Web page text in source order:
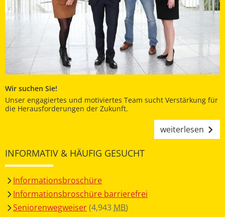
Wir suchen Sie!
Unser engagiertes und motiviertes Team sucht Verstärkung für
die Herausforderungen der Zukunft.
weiterlesen
INFORMATIV & HÄUFIG GESUCHT
Informationsbroschüre
Informationsbroschüre barrierefrei
Seniorenwegweiser(4,943 MB)